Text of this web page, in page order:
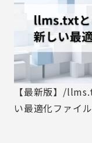
【最新版】/
い最適化ファイ